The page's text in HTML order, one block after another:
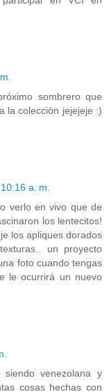
sombrero que
la colección jejejeje :)
a. m.
verlo en vivo que de
los lentecitos!
los apliques dorados
un proyecto
foto cuando tengas
le ocurrirá un nuevo
venezolana y
cosas hechas con